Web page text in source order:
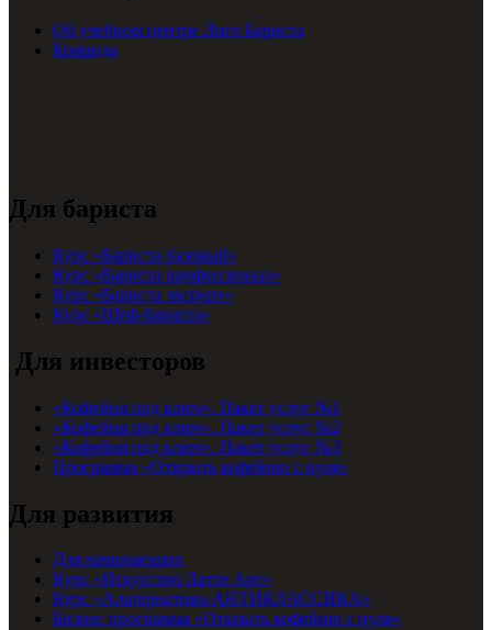
Об учебном центре Лиге Бариста
Команда
Для бариста
Курс «Бариста базовый»
Курс «Бариста профессионал»
Курс «Бариста эксперт»
Курс «Шеф-бариста»
Для инвесторов
«Кофейня под ключ». Пакет услуг №1
«Кофейня под ключ». Пакет услуг №2
«Кофейня под ключ». Пакет услуг №3
Программа «Открыть кофейню с нуля»
Для развития
Для начинающих
Курс «Искусство Латте Арт»
Курс «Альтернатива-АНТИКЛАССИКА»
Бизнес программа «Открыть кофейню с нуля»